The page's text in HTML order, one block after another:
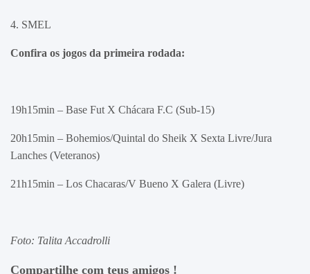
4. SMEL
Confira os jogos da primeira rodada:
19h15min – Base Fut X Chácara F.C (Sub-15)
20h15min – Bohemios/Quintal do Sheik X Sexta Livre/Jura
Lanches (Veteranos)
21h15min – Los Chacaras/V Bueno X Galera (Livre)
Foto: Talita Accadrolli
Compartilhe com teus amigos !